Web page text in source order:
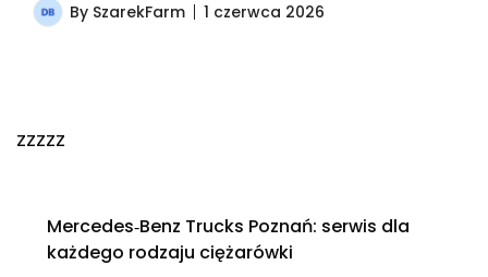
By SzarekFarm 1 czerwca 2026
zzzzz
Mercedes‑Benz Trucks Poznań: serwis dla
każdego rodzaju ciężarówki